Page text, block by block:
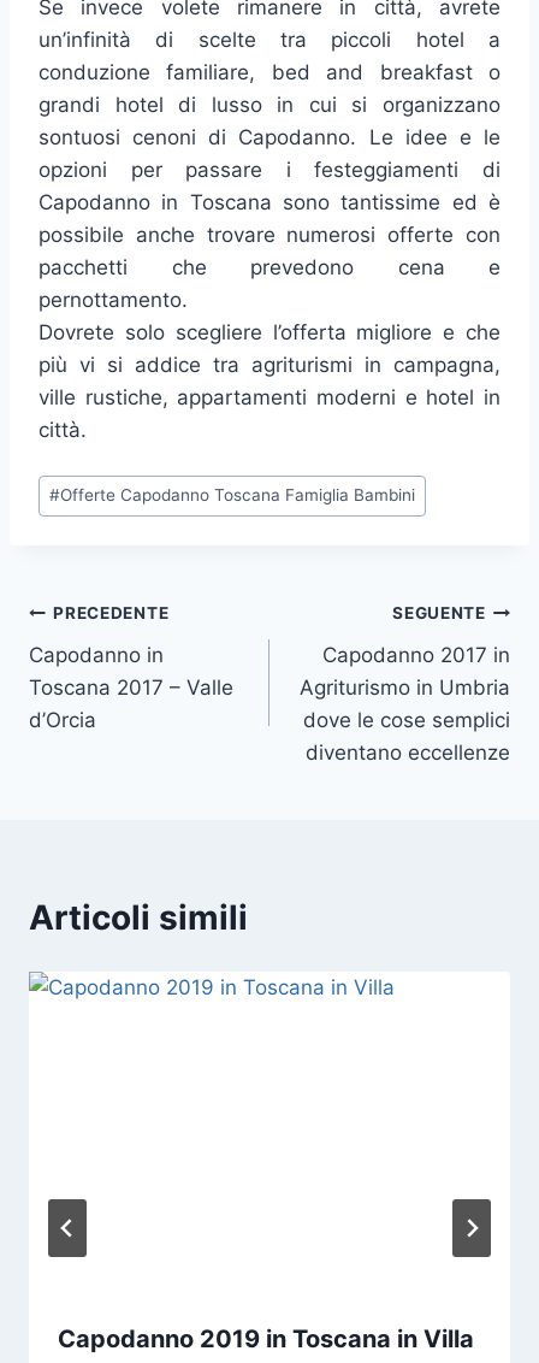
Se invece volete rimanere in città, avrete
un’infinità di scelte tra piccoli hotel a
conduzione familiare, bed and breakfast o
grandi hotel di lusso in cui si organizzano
sontuosi cenoni di Capodanno. Le idee e le
opzioni per passare i festeggiamenti di
Capodanno in Toscana sono tantissime ed è
possibile anche trovare numerosi offerte con
pacchetti che prevedono cena e
pernottamento.
Dovrete solo scegliere l’offerta migliore e che
più vi si addice tra agriturismi in campagna,
ville rustiche, appartamenti moderni e hotel in
città.
Tag
articolo:
#Offerte Capodanno Toscana Famiglia Bambini
Navigazione
articoli
PRECEDENTE
Capodanno in
Toscana 2017 – Valle
d’Orcia
SEGUENTE
Capodanno 2017 in
Agriturismo in Umbria
dove le cose semplici
diventano eccellenze
Articoli simili
Capodanno 2019 in Toscana in Villa